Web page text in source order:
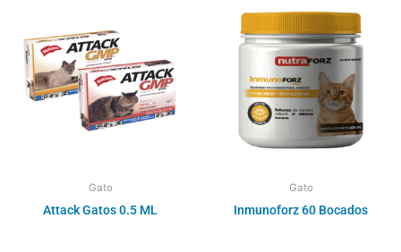
Gato
Attack Gatos 0.5 ML
Gato
Inmunoforz 60 Bocados